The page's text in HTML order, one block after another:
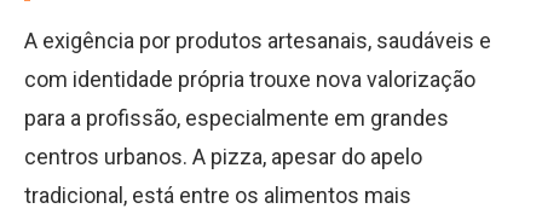
A exigência por produtos artesanais, saudáveis e
com identidade própria trouxe nova valorização
para a profissão, especialmente em grandes
centros urbanos. A pizza, apesar do apelo
tradicional, está entre os alimentos mais